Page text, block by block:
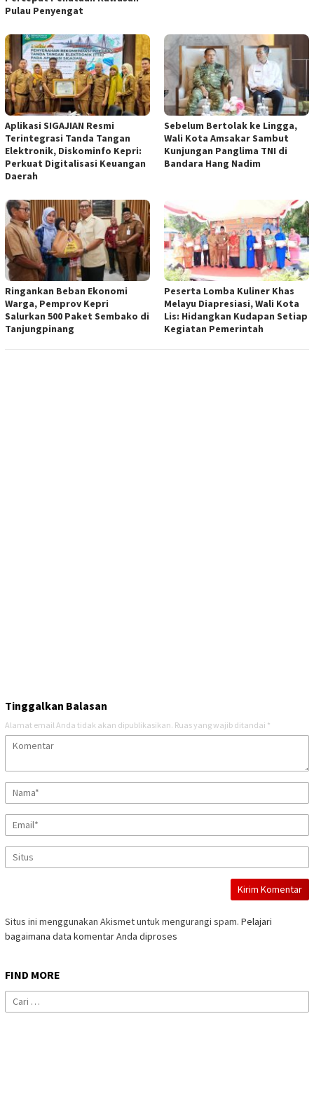
Pulau Penyengat
Aplikasi SIGAJIAN Resmi
Terintegrasi Tanda Tangan
Elektronik, Diskominfo Kepri:
Perkuat Digitalisasi Keuangan
Daerah
Sebelum Bertolak ke Lingga,
Wali Kota Amsakar Sambut
Kunjungan Panglima TNI di
Bandara Hang Nadim
Ringankan Beban Ekonomi
Warga, Pemprov Kepri
Salurkan 500 Paket Sembako di
Tanjungpinang
Peserta Lomba Kuliner Khas
Melayu Diapresiasi, Wali Kota
Lis: Hidangkan Kudapan Setiap
Kegiatan Pemerintah
Tinggalkan Balasan
Alamat email Anda tidak akan dipublikasikan. Ruas yang wajib ditandai *
Situs ini menggunakan Akismet untuk mengurangi spam. Pelajari
bagaimana data komentar Anda diproses
FIND MORE
Cari
untuk: